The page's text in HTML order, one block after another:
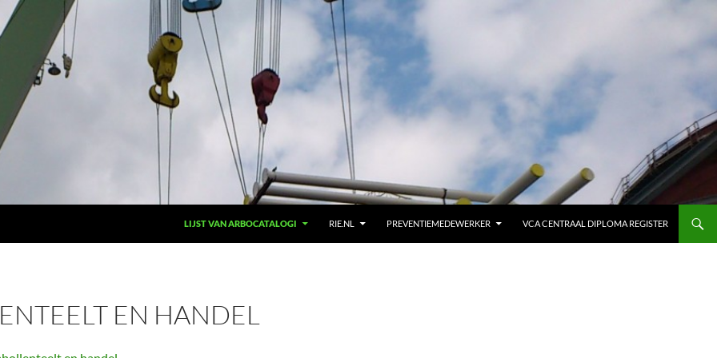
LIJST VAN ARBOCATALOGI RIE.NL PREVENTIEMEDEWERKER VCA CENTRAAL DIPLOMA REGISTER
EN HANDEL